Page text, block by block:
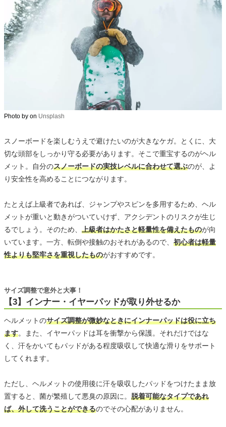
Photo by on Unsplash
スノーボードを楽しむうえで避けたいのが大きなケガ。とくに、大
切な頭部をしっかり守る必要があります。そこで重宝するのがヘル
メット。自分のスノーボードの実技レベルに合わせて選ぶのが、よ
り安全性を高めることにつながります。
たとえば上級者であれば、ジャンプやスピンを多用するため、ヘル
メットが重いと動きがついていけず、アクシデントのリスクが生じ
るでしょう。そのため、 上級者はかたさと軽量性を備えたものが向
いています。一方、転倒や接触のおそれがあるので、 初心者は軽量
性よりも堅牢さを重視したものがおすすめです。
【3】インナー・イヤーパッドが取り外せるか
サイズ調整で意外と大事！
ヘルメットのサイズ調整が微妙なときにインナーパッドは役に立ち
ます。また、イヤーパッドは耳を衝撃から保護。それだけではな
く、汗をかいてもパッドがある程度吸収して快適な滑りをサポート
してくれます。
ただし、ヘルメットの使用後に汗を吸収したパッドをつけたまま放
置すると、菌が繁殖して悪臭の原因に。 脱着可能なタイプであれ
ば、外して洗うことができるのでその心配がありません。